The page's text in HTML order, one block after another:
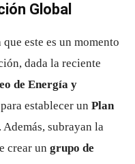
Global
este es un momento
dada la reciente
de Energía y
establecer un Plan
. Además, subrayan la
crear un grupo de